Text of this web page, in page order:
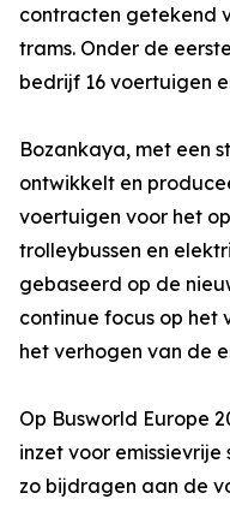
contracten getekend
trams. Onder de
bedrijf 16 voertuigen
Bozankaya, met een
ontwikkelt en
voertuigen voor het
trolleybussen en
gebaseerd op de
continue focus op het
het verhogen van de
Op Busworld Europe
inzet voor
zo bijdragen aan de